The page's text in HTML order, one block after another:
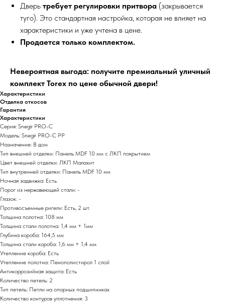
Дверь требует регулировки притвора (закрывается
туго). Это стандартная настройка, которая не влияет на
характеристики и уже учтена в цене.
Продается только комплектом.
Невероятная выгода: получите премиальный уличный
комплект Torex по цене обычной двери!
Характеристики
Отделка откосов
Гарантия
Характеристики
Серия: Snegir PRO-C
Модель: Snegir PRO-C PP
Назначение: В дом
Тип внешней отделки: Панель MDF 10 мм с ЛКП покрытием
Цвет внешней отделки: ЛКП Малахит
Тип внутренней отделки: Панель MDF 10 мм
Ночная задвижка: Есть
Порог из нержавеющей стали: -
Глазок: -
Противосъемные ригели: Есть, 2 шт.
Толщина полотна: 108 мм
Толщина стали полотна: 1,4 мм + 1мм
Глубина короба: 164,5 мм
Толщина стали короба: 1,6 мм + 1,4 мм
Утепление короба: Есть
Утепление полотна: Пенополистирол 1 слой
Антикоррозийная защита: Есть
Количество петель: 2
Тип петель: Петли на опорных подшипниках
Количество контуров уплотнения: 3